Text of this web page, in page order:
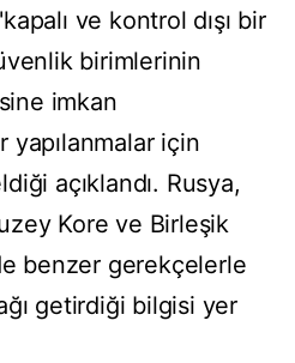
ve kontrol dışı bir
birimlerinin
imkan
yapılanmalar için
açıklandı. Rusya,
Kore ve Birleşik
benzer gerekçelerle
getirdiği bilgisi yer